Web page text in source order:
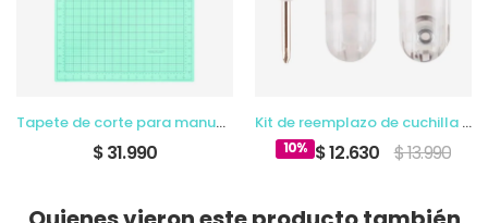
Tapete de corte para manualidades
$ 31.990
Kit de reemplazo de cuchilla rotativa
10% $ 12.630 $ 13.990